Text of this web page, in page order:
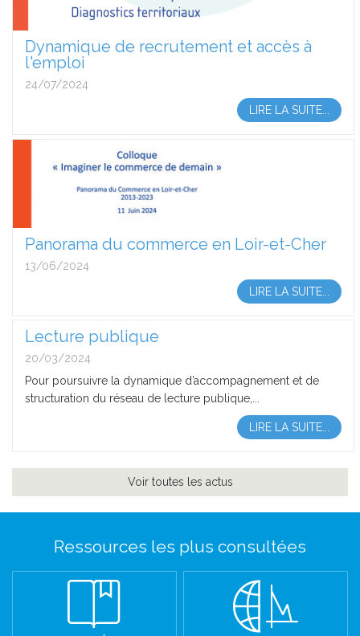
Dynamique de recrutement et accès à
l'emploi
24/07/2024
LIRE LA SUITE...
Panorama du commerce en Loir-et-Cher
13/06/2024
LIRE LA SUITE...
Lecture publique
20/03/2024
Pour poursuivre la dynamique d’accompagnement et de
structuration du réseau de lecture publique,...
LIRE LA SUITE...
Voir toutes les actus
Ressources les plus consultées